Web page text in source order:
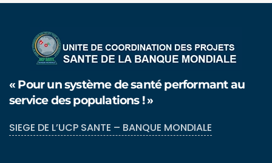
« Pour un système de santé performant au
service des populations ! »
SIEGE DE L’UCP SANTE – BANQUE MONDIALE